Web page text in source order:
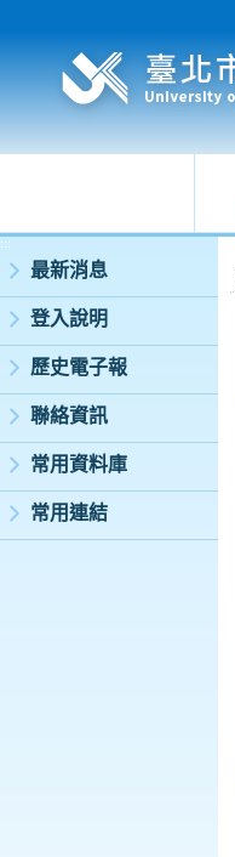
:::
最新消息
登入說明
歷史電子報
聯絡資訊
常用資料庫
常用連結